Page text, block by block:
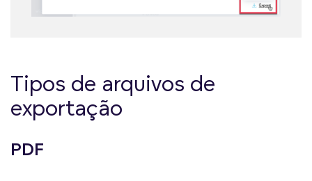
Tipos de arquivos de
exportação
PDF